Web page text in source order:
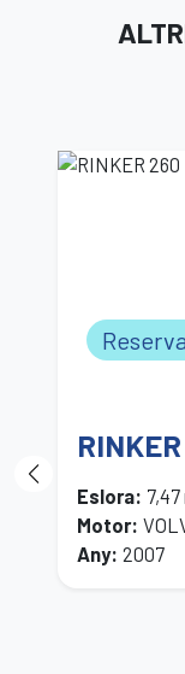
Eslora: 7,47
Motor:
Any: 2007